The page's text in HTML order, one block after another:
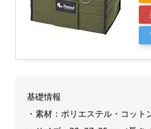
基礎情報
・素材：ポリエステル・コット